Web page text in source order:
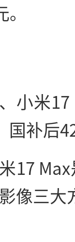
小米
国补后
17
像三大